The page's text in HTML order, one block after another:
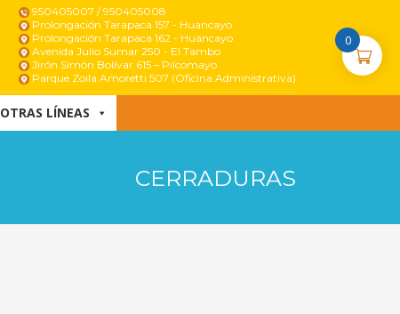
950405007 / 950405008
Prolongación Tarapaca 157 - Huancayo
Prolongación Tarapaca 162 - Huancayo
Avenida Julio Sumar 250 - El Tambo
Jirón Simón Bolívar 615 – Pilcomayo
Parque Zoila Amoretti 507 (Oficina Administrativa)
OTRAS LÍNEAS
CERRADURAS
0